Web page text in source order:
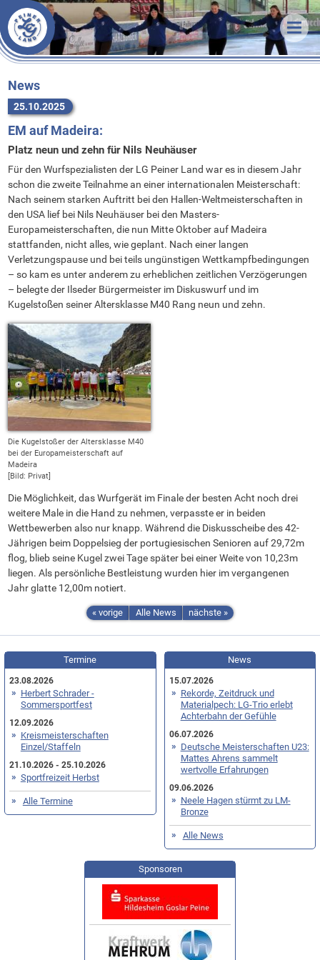
Veranstaltungen
Termine & Ergebnisse
Organisatorisches
News
Training
Sportstätten
Athleten
Vorstand
Bekleidung
Unsere Arbeit
Vorstand
Sponsoren
Statistik
Erfolge
Rekorde
Downloads
FAQ
Kontakt
Anfahrt
News
25.10.2025
EM auf Madeira:
Platz neun und zehn für Nils Neuhäuser
Für den Wurfspezialisten der LG Peiner Land war es in diesem Jahr
schon die zweite Teilnahme an einer internationalen Meisterschaft:
Nach seinem starken Auftritt bei den Hallen-Weltmeisterschaften in
den USA lief bei Nils Neuhäuser bei den Masters-
Europameisterschaften, die nun Mitte Oktober auf Madeira
stattfanden, nicht alles, wie geplant. Nach einer langen
Verletzungspause und bei teils ungünstigen Wettkampfbedingungen
– so kam es unter anderem zu erheblichen zeitlichen Verzögerungen
– belegte der Ilseder Bürgermeister im Diskuswurf und im
Kugelstoßen seiner Altersklasse M40 Rang neun und zehn.
Die Kugelstoßer der Altersklasse M40
bei der Europameisterschaft auf
Madeira
[Bild: Privat]
Die Möglichkeit, das Wurfgerät im Finale der besten Acht noch drei
weitere Male in die Hand zu nehmen, verpasste er in beiden
Wettbewerben also nur knapp. Während die Diskusscheibe des 42-
Jährigen beim Doppelsieg der portugiesischen Senioren auf 29,72m
flog, blieb seine Kugel zwei Tage später bei einer Weite von 10,23m
liegen. Als persönliche Bestleistung wurden hier im vergangenen
Jahr glatte 12,00m notiert.
« vorige Alle News nächste »
Termine
23.08.2026
Herbert Schrader -
Sommersportfest
12.09.2026
Kreismeisterschaften
Einzel/Staffeln
21.10.2026 - 25.10.2026
Sportfreizeit Herbst
Alle Termine
News
15.07.2026
Rekorde, Zeitdruck und
Materialpech: LG-Trio erlebt
Achterbahn der Gefühle
06.07.2026
Deutsche Meisterschaften U23:
Mattes Ahrens sammelt
wertvolle Erfahrungen
09.06.2026
Neele Hagen stürmt zu LM-
Bronze
Alle News
Sponsoren